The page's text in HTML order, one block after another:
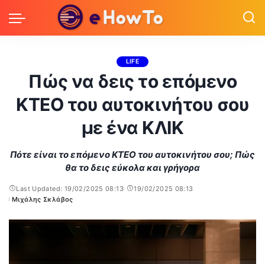
LIFE
Πώς να δεις το επόμενο
ΚΤΕΟ του αυτοκινήτου σου
με ένα ΚΛΙΚ
Πότε είναι το επόμενο ΚΤΕΟ του αυτοκινήτου σου; Πώς
θα το δεις εύκολα και γρήγορα
Last Updated: 19/02/2025 08:13
19/02/2025 08:13
Posted
Μιχάλης Σκλάβος